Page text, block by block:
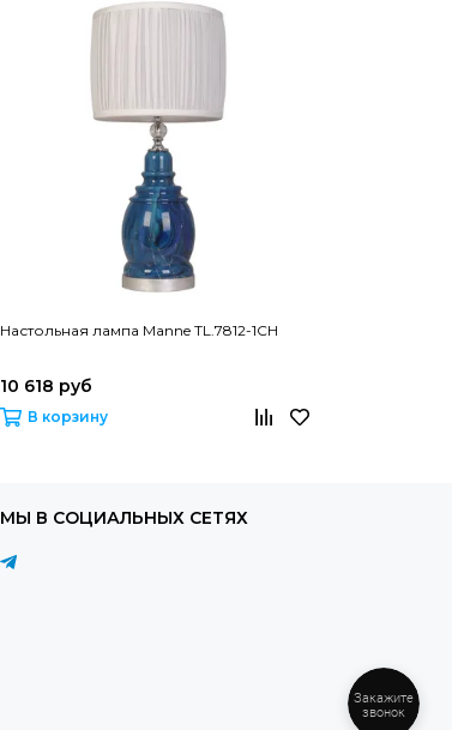
Настольная лампа Manne TL.7812-1CH
10 618 руб
В корзину
МЫ В СОЦИАЛЬНЫХ СЕТЯХ
Закажите
звонок